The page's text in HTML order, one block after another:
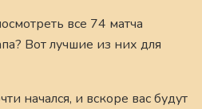
все 74 матча
Вот лучшие из них для
начался, и вскоре вас будут